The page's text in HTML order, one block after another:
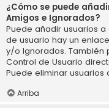
¿Cómo se puede
Amigos e Ignorados?
Puede añadir usuarios
de usuario hay un
y/o Ignorados. También
Control de Usuario
Puede eliminar
Arriba